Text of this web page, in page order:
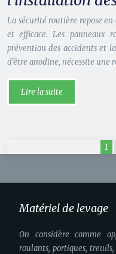
La sécurité routière repose
et efficace. Les panneaux
prévention des accidents et
d’être anodine, nécessite
Lire la suite
1
Matériel de levage
On considère comme
roulants, portiques,